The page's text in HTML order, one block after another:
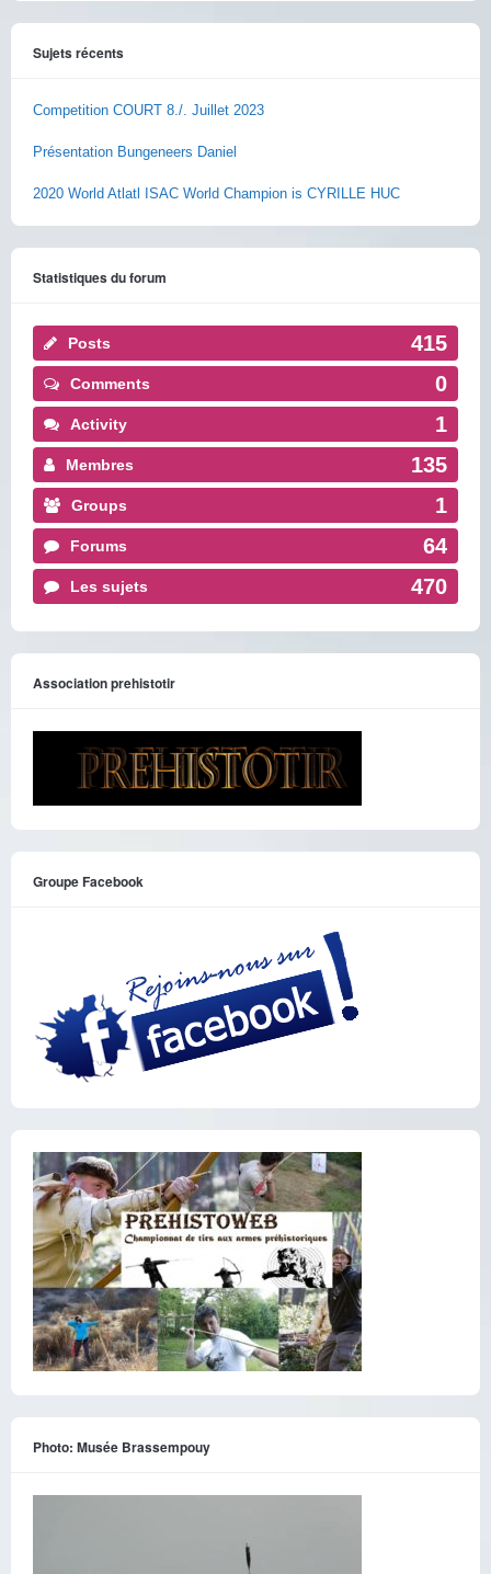
Sujets récents
Competition COURT 8./. Juillet 2023
Présentation Bungeneers Daniel
2020 World Atlatl ISAC World Champion is CYRILLE HUC
Statistiques du forum
Posts 415
Comments 0
Activity 1
Membres 135
Groups 1
Forums 64
Les sujets 470
Association prehistotir
Groupe Facebook
Photo: Musée Brassempouy